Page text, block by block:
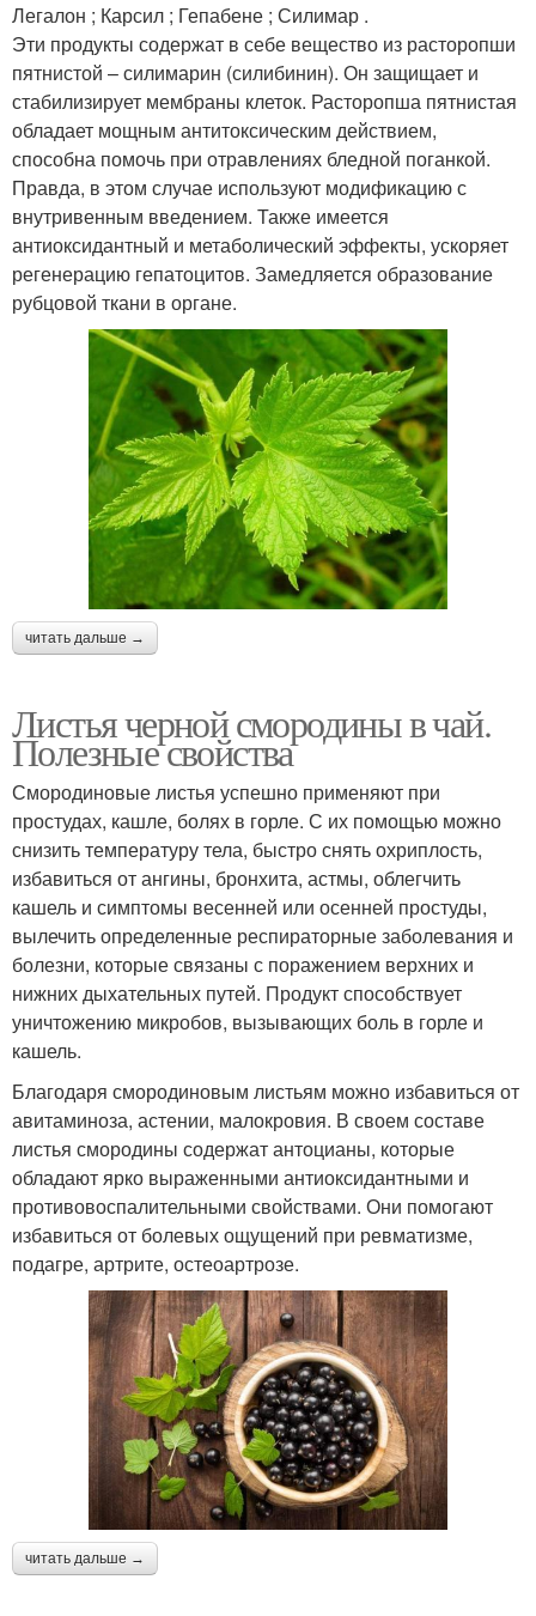
Легалон ; Карсил ; Гепабене ; Силимар .
Эти продукты содержат в себе вещество из расторопши
пятнистой – силимарин (силибинин). Он защищает и
стабилизирует мембраны клеток. Расторопша пятнистая
обладает мощным антитоксическим действием,
способна помочь при отравлениях бледной поганкой.
Правда, в этом случае используют модификацию с
внутривенным введением. Также имеется
антиоксидантный и метаболический эффекты, ускоряет
регенерацию гепатоцитов. Замедляется образование
рубцовой ткани в органе.
читать дальше →
Листья черной смородины в чай.
Полезные свойства
Смородиновые листья успешно применяют при
простудах, кашле, болях в горле. С их помощью можно
снизить температуру тела, быстро снять охриплость,
избавиться от ангины, бронхита, астмы, облегчить
кашель и симптомы весенней или осенней простуды,
вылечить определенные респираторные заболевания и
болезни, которые связаны с поражением верхних и
нижних дыхательных путей. Продукт способствует
уничтожению микробов, вызывающих боль в горле и
кашель.
Благодаря смородиновым листьям можно избавиться от
авитаминоза, астении, малокровия. В своем составе
листья смородины содержат антоцианы, которые
обладают ярко выраженными антиоксидантными и
противовоспалительными свойствами. Они помогают
избавиться от болевых ощущений при ревматизме,
подагре, артрите, остеоартрозе.
читать дальше →